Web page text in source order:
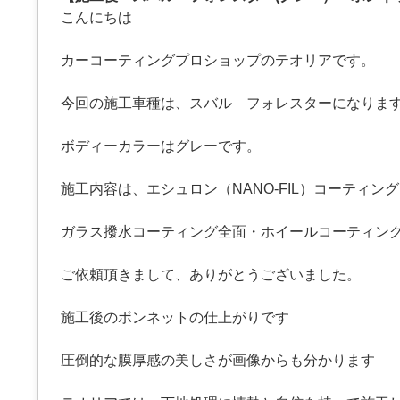
こんにちは
カーコーティングプロショップのテオリアです。
今回の施工車種は、スバル フォレスターになります
ボディーカラーはグレーです。
施工内容は、エシュロン（NANO-FIL）コーティング
ガラス撥水コーティング全面・ホイールコーティン
ご依頼頂きまして、ありがとうございました。
施工後のボンネットの仕上がりです
圧倒的な膜厚感の美しさが画像からも分かります